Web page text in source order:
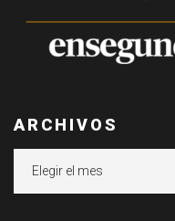
ARCHIVOS